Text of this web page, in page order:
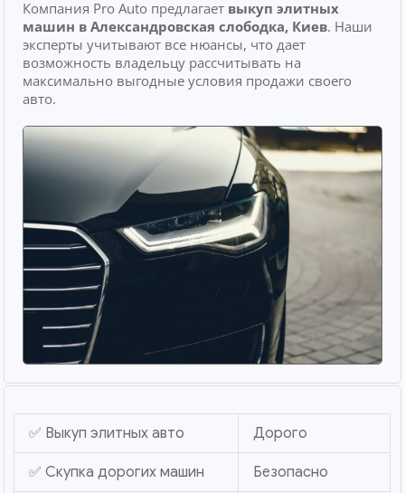
Компания Pro Auto предлагает выкуп элитных
машин в Александровская слободка, Киев. Наши
эксперты учитывают все нюансы, что дает
возможность владельцу рассчитывать на
максимально выгодные условия продажи своего
авто.
✅ Выкуп элитных авто Дорого
✅ Скупка дорогих машин Безопасно